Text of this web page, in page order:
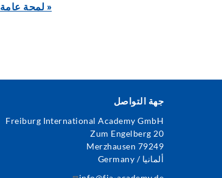
« لمحة عامة
جهة التواصل
Freiburg International Academy GmbH
Zum Engelberg 20
79249 Merzhausen
ألمانيا / Germany